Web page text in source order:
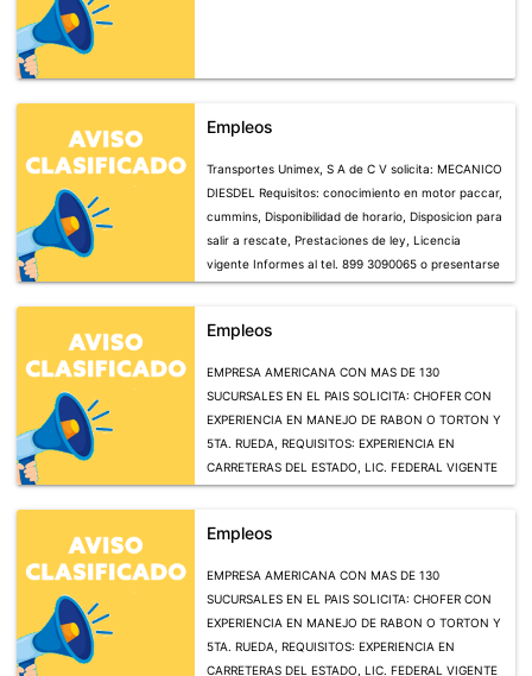
Empleos
Transportes Unimex, S A de C V solicita: MECANICO
DIESDEL Requisitos: conocimiento en motor paccar,
cummins, Disponibilidad de horario, Disposicion para
salir a rescate, Prestaciones de ley, Licencia
vigente Informes al tel. 899 3090065 o presentarse
con documentos en calle Privada los Gomez No. 45
04 julio)
Empleos
EMPRESA AMERICANA CON MAS DE 130
SUCURSALES EN EL PAIS SOLICITA: CHOFER CON
EXPERIENCIA EN MANEJO DE RABON O TORTON Y
5TA. RUEDA, REQUISITOS: EXPERIENCIA EN
CARRETERAS DEL ESTADO, LIC. FEDERAL VIGENTE
(OBLIGATORIA), OFRECEMOS: SUELDO BASE,
SUPERIORES, BONOS POR VIAJE. INTERESADOS
Empleos
EMPRESA AMERICANA CON MAS DE 130
SUCURSALES EN EL PAIS SOLICITA: CHOFER CON
EXPERIENCIA EN MANEJO DE RABON O TORTON Y
5TA. RUEDA, REQUISITOS: EXPERIENCIA EN
CARRETERAS DEL ESTADO, LIC. FEDERAL VIGENTE